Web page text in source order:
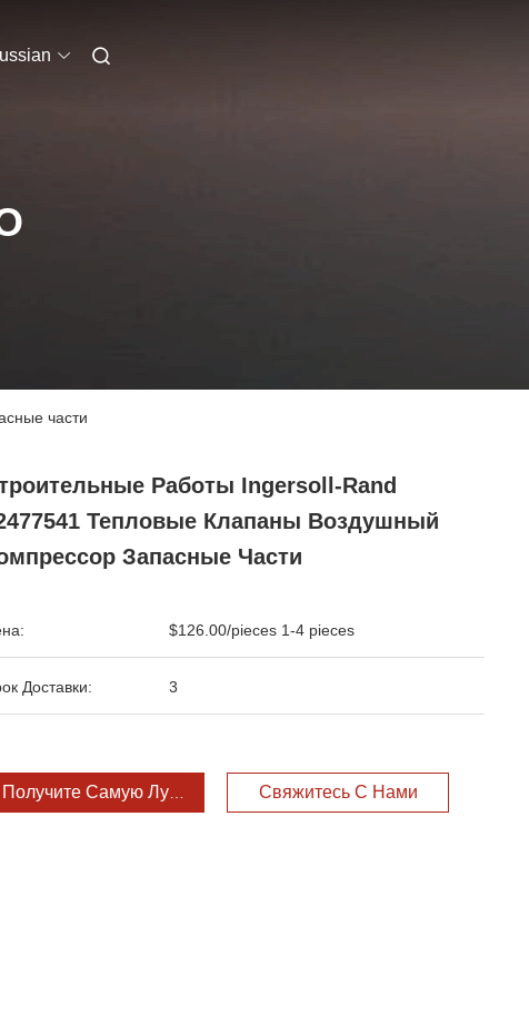
части
Работы Ingersoll-Rand
Тепловые Клапаны Воздушный
Запасные Части
$126.00/pieces 1-4 pieces
Доставки: 3
Получите Самую Лучшую ЦенуСвяжитесь С Нами